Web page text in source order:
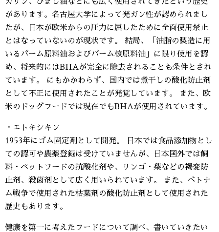
があります。名古屋大学によって発ガン性が認められまし
たが、日本が欧米からの圧力に屈したために全面使用禁止
とはなっていないのが現状です。 結局、「油脂の製造に用
いるパーム原料油およびパーム核原料油」に限り使用を認
め、将来的にはBHAが完全に除去されることも条件とされ
ています。 にもかかわらず、国内では煮干しの酸化防止剤
として不正に使用されたことが発覚しています。 また、欧
米のドッグフードでは現在でもBHAが使用されています。
・エトキシキン
1953年にゴム固定剤として開発。 日本では食品添加物とし
ての認可や農薬登録は受けていませんが、日本国外では飼
料・ペットフードの抗酸化剤や、リンゴ・梨などの褐変防
止剤、殺菌剤として広く用いられています。 また、ベトナ
ム戦争で使用された枯葉剤の酸化防止剤として使用された
歴史もあります。
健康を第一に考えたフードについて調べ、書いていきたい